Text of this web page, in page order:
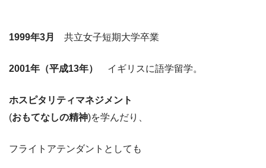
1999年3月 共立女子短期大学卒業
2001年（平成13年） イギリスに語学留学。
ホスピタリティマネジメント
(おもてなしの精神)を学んだり、
フライトアテンダントとしても